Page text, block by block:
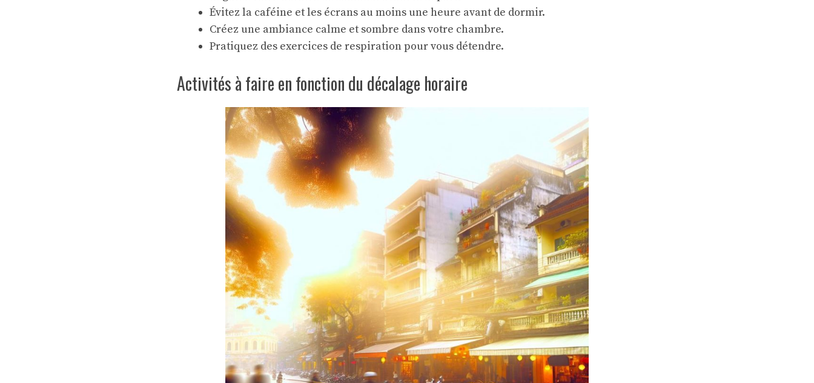
Évitez la caféine et les écrans au moins une heure avant de dormir.
Créez une ambiance calme et sombre dans votre chambre.
Pratiquez des exercices de respiration pour vous détendre.
Activités à faire en fonction du décalage horaire